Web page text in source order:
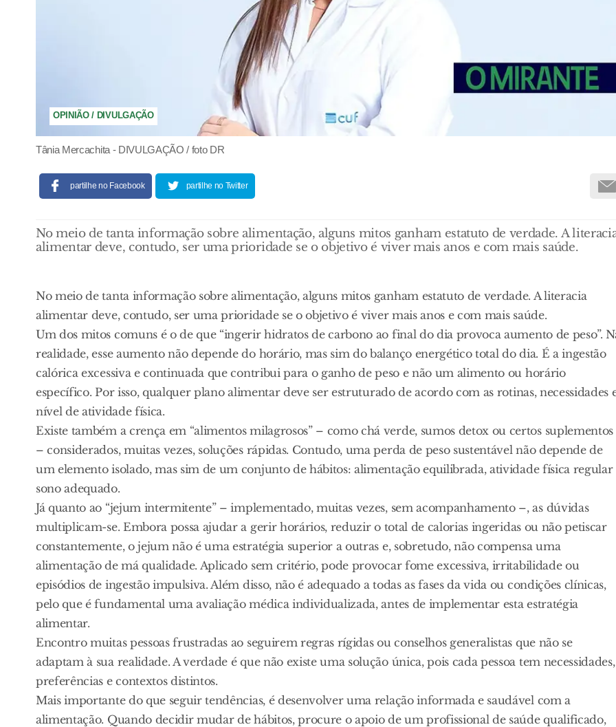
OPINIÃO / DIVULGAÇÃO
Tânia Mercachita - DIVULGAÇÃO / foto DR
partilhe no Facebook partilhe no Twitter
No meio de tanta informação sobre alimentação, alguns mitos ganham estatuto de verdade. A
alimentar deve, contudo, ser uma prioridade se o objetivo é viver mais anos e com mais saúde.
No meio de tanta informação sobre alimentação, alguns mitos ganham estatuto de verdade. A literacia
alimentar deve, contudo, ser uma prioridade se o objetivo é viver mais anos e com mais saúde.
Um dos mitos comuns é o de que “ingerir hidratos de carbono ao final do dia provoca aumento de peso”.
realidade, esse aumento não depende do horário, mas sim do balanço energético total do dia. É a ingestão
calórica excessiva e continuada que contribui para o ganho de peso e não um alimento ou horário
específico. Por isso, qualquer plano alimentar deve ser estruturado de acordo com as rotinas, necessidades
nível de atividade física.
Existe também a crença em “alimentos milagrosos” – como chá verde, sumos detox ou certos suplementos
– considerados, muitas vezes, soluções rápidas. Contudo, uma perda de peso sustentável não depende de
um elemento isolado, mas sim de um conjunto de hábitos: alimentação equilibrada, atividade física regular
sono adequado.
Já quanto ao “jejum intermitente” – implementado, muitas vezes, sem acompanhamento –, as dúvidas
multiplicam-se. Embora possa ajudar a gerir horários, reduzir o total de calorias ingeridas ou não petiscar
constantemente, o jejum não é uma estratégia superior a outras e, sobretudo, não compensa uma
alimentação de má qualidade. Aplicado sem critério, pode provocar fome excessiva, irritabilidade ou
episódios de ingestão impulsiva. Além disso, não é adequado a todas as fases da vida ou condições clínicas,
pelo que é fundamental uma avaliação médica individualizada, antes de implementar esta estratégia
alimentar.
Encontro muitas pessoas frustradas ao seguirem regras rígidas ou conselhos generalistas que não se
adaptam à sua realidade. A verdade é que não existe uma solução única, pois cada pessoa tem necessidades,
preferências e contextos distintos.
Mais importante do que seguir tendências, é desenvolver uma relação informada e saudável com a
alimentação. Quando decidir mudar de hábitos, procure o apoio de um profissional de saúde qualificado,